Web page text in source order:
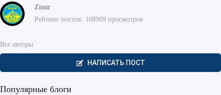
Zinur
Рейтинг постов: 108909 просмотров
Все авторы
НАПИСАТЬ ПОСТ
Популярные блоги